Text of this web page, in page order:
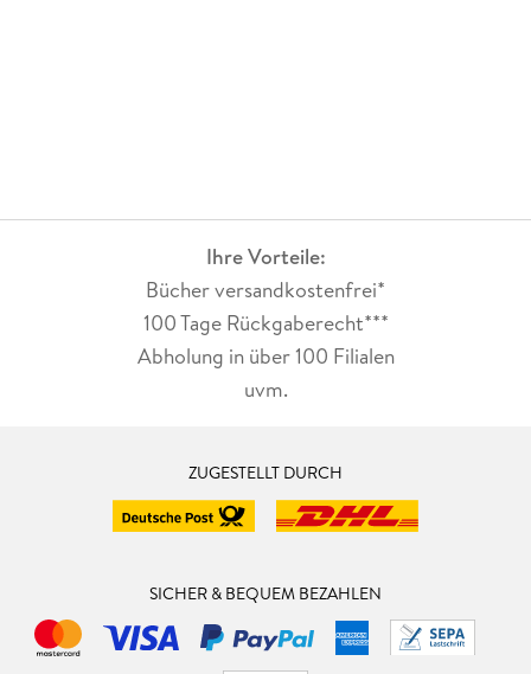
Ihre Vorteile:
Bücher versandkostenfrei*
100 Tage Rückgaberecht***
Abholung in über 100 Filialen
uvm.
ZUGESTELLT DURCH
SICHER & BEQUEM BEZAHLEN